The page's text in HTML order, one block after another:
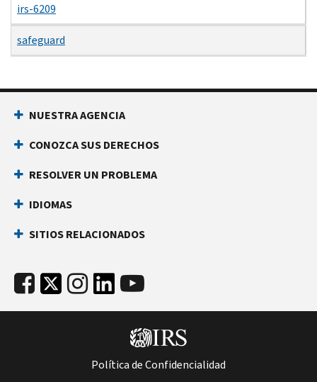
irs-6209
safeguard
NUESTRA AGENCIA
CONOZCA SUS DERECHOS
RESOLVER UN PROBLEMA
IDIOMAS
SITIOS RELACIONADOS
Política de Confidencialidad